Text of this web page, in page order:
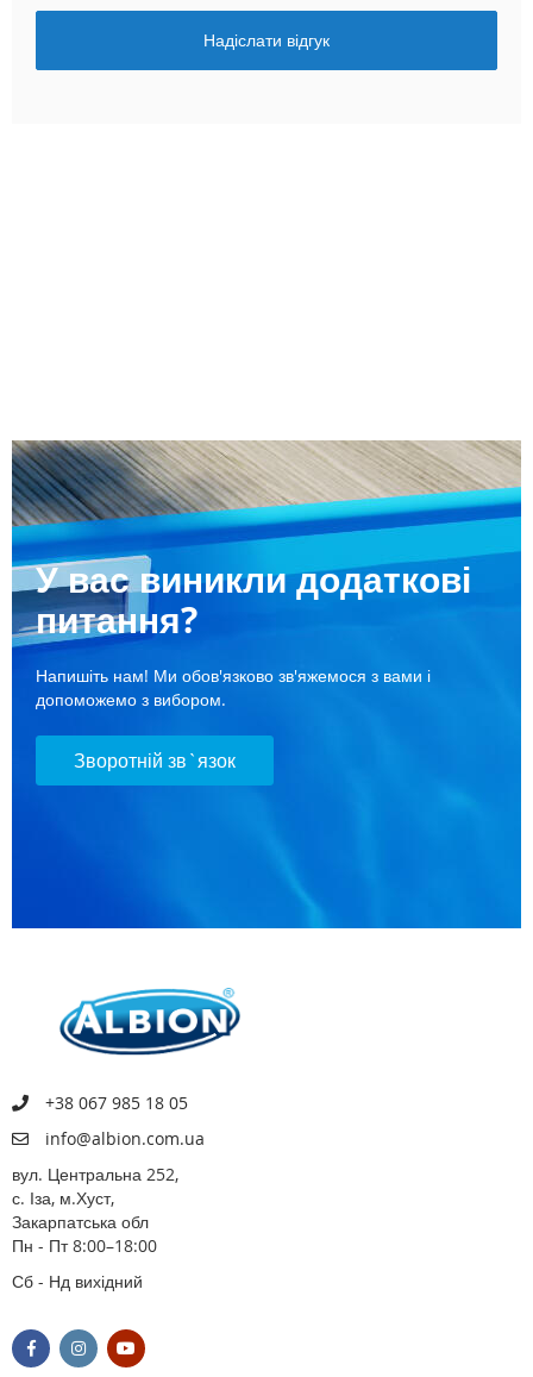
Надіслати відгук
У вас виникли додаткові
питання?
Напишіть нам! Ми обов'язково зв'яжемося з вами і
допоможемо з вибором.
Зворотній зв`язок
+38 067 985 18 05
info@albion.com.ua
вул. Центральна 252,
с. Іза, м.Хуст,
Закарпатська обл
Пн - Пт 8:00–18:00
Сб - Нд вихідний